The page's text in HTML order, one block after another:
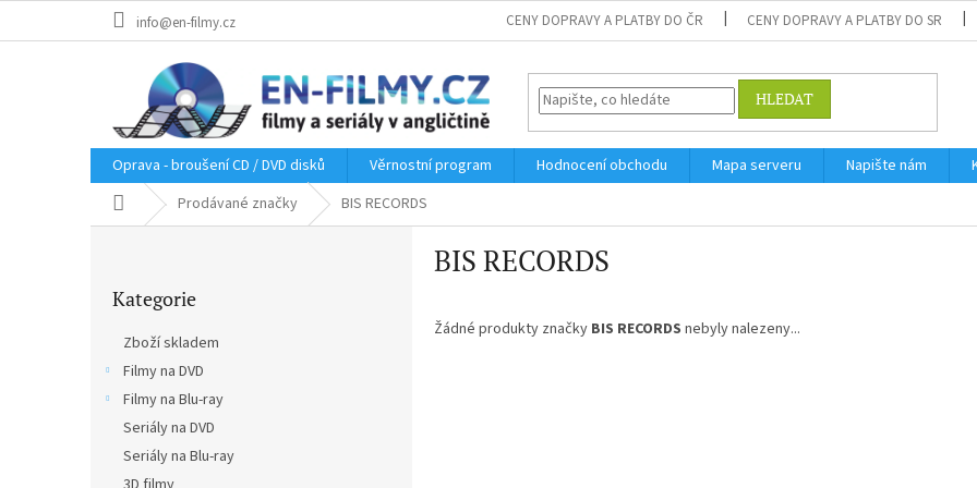
info@en-filmy.cz CENY DOPRAVY A PLATBY DO ČR CENY DOPRAVY A PLATBY DO SR
HLEDAT
Oprava - broušení CD / DVD disků Věrnostní program Hodnocení obchodu Mapa serveru Napište nám
Domů Prodávané značky BIS RECORDS
kategorie
Kategorie
Zboží skladem
Filmy na DVD
Filmy na Blu-ray
Seriály na DVD
Seriály na Blu-ray
BIS RECORDS
Žádné produkty značky BIS RECORDS nebyly nalezeny...